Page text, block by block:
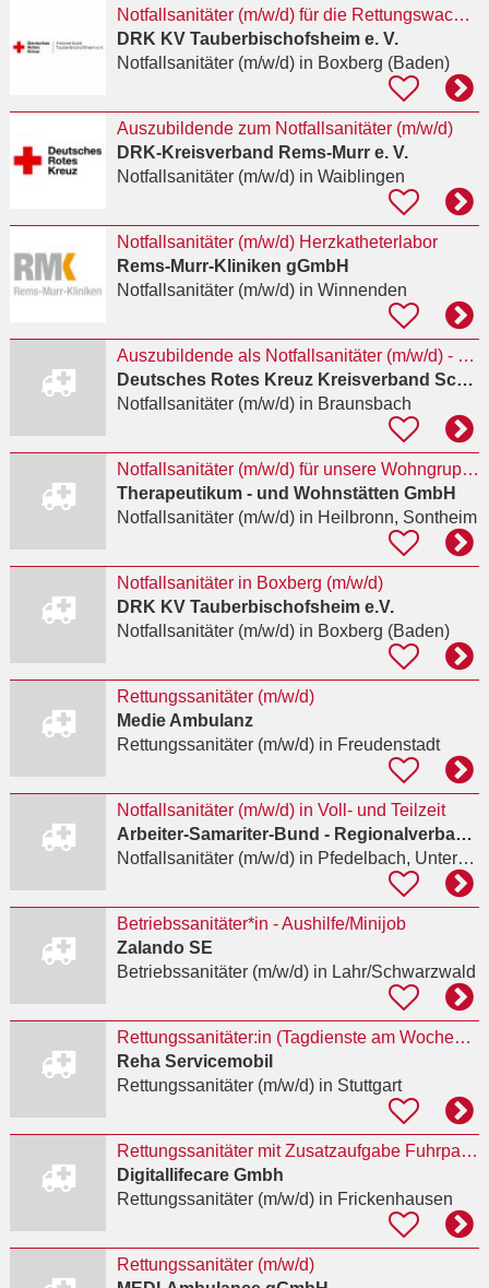
Notfallsanitäter (m/w/d) für die Rettungswache Boxberg
DRK KV Tauberbischofsheim e. V.
Notfallsanitäter (m/w/d)in Boxberg (Baden)
Auszubildende zum Notfallsanitäter (m/w/d)
DRK-Kreisverband Rems-Murr e. V.
Notfallsanitäter (m/w/d)in Waiblingen
Notfallsanitäter (m/w/d) Herzkatheterlabor
Rems-Murr-Kliniken gGmbH
Notfallsanitäter (m/w/d)in Winnenden
Auszubildende als Notfallsanitäter (m/w/d) - Oktober 2027
Deutsches Rotes Kreuz Kreisverband Schwäbisch Hall - Crailsheim e.V.
Notfallsanitäter (m/w/d)in Braunsbach
Notfallsanitäter (m/w/d) für unsere Wohngruppen gesucht
Therapeutikum - und Wohnstätten GmbH
Notfallsanitäter (m/w/d)in Heilbronn, Sontheim
Notfallsanitäter in Boxberg (m/w/d)
DRK KV Tauberbischofsheim e.V.
Notfallsanitäter (m/w/d)in Boxberg (Baden)
Rettungssanitäter (m/w/d)
Medie Ambulanz
Rettungssanitäter (m/w/d)in Freudenstadt
Notfallsanitäter (m/w/d) in Voll- und Teilzeit
Arbeiter-Samariter-Bund - Regionalverband Ulm
Notfallsanitäter (m/w/d)in Pfedelbach, Untersteinbach
Betriebssanitäter*in - Aushilfe/Minijob
Zalando SE
Betriebssanitäter (m/w/d)in Lahr/Schwarzwald
Rettungssanitäter:in (Tagdienste am Wochenende) - Stuttgart
Reha Servicemobil
Rettungssanitäter (m/w/d)in Stuttgart
Rettungssanitäter mit Zusatzaufgabe Fuhrparkkoordinator (m/w/d)
Digitallifecare Gmbh
Rettungssanitäter (m/w/d)in Frickenhausen
Rettungssanitäter (m/w/d)